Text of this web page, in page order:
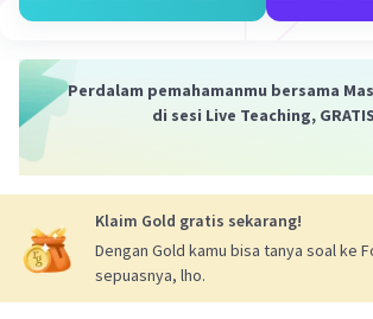
secara berurutan adalah 23/3 dan
Beri Rating ·
Perdalam pemahamanmu bersama
di sesi Live Teaching,
Klaim Gold gratis sekarang!
Dengan Gold kamu bisa tanya soal ke
sepuasnya, lho.